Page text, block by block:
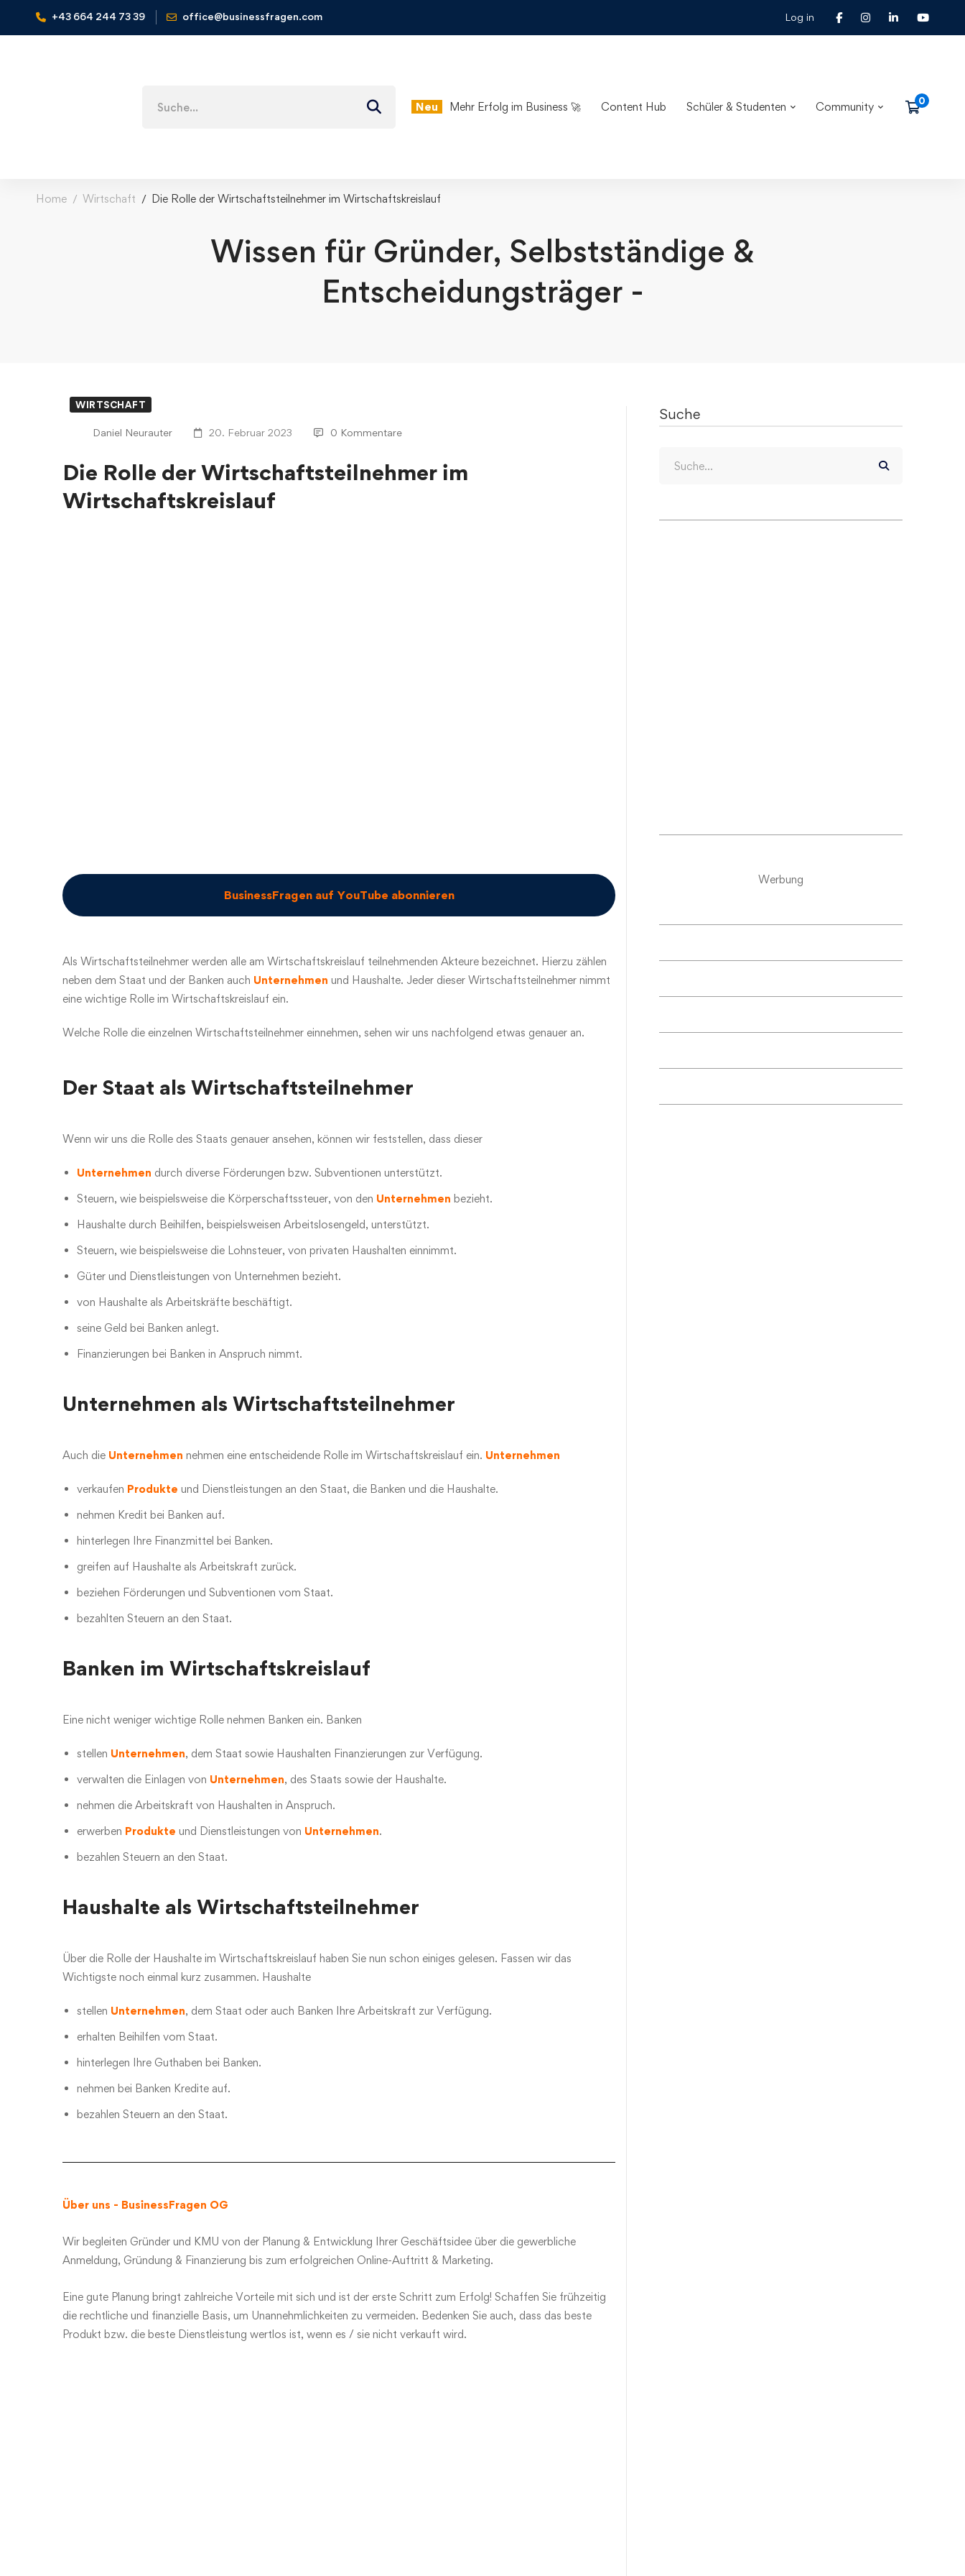
+43 664 244 73 39 office@businessfragen.com Log in
Neu Mehr Erfolg im Business 🚀 Content Hub Schüler & Studenten Community
Home Wirtschaft Die Rolle der Wirtschaftsteilnehmer im Wirtschaftskreislauf
Wissen für Gründer, Selbstständige &
Entscheidungsträger -
WIRTSCHAFT
Daniel Neurauter 20. Februar 2023 0 Kommentare
Die Rolle der Wirtschaftsteilnehmer im
Wirtschaftskreislauf
BusinessFragen auf YouTube abonnieren
Als Wirtschaftsteilnehmer werden alle am Wirtschaftskreislauf teilnehmenden Akteure bezeichnet. Hierzu zählen
neben dem Staat und der Banken auch Unternehmen und Haushalte. Jeder dieser Wirtschaftsteilnehmer nimmt
eine wichtige Rolle im Wirtschaftskreislauf ein.
Welche Rolle die einzelnen Wirtschaftsteilnehmer einnehmen, sehen wir uns nachfolgend etwas genauer an.
Der Staat als Wirtschaftsteilnehmer
Wenn wir uns die Rolle des Staats genauer ansehen, können wir feststellen, dass dieser
Unternehmen durch diverse Förderungen bzw. Subventionen unterstützt.
Steuern, wie beispielsweise die Körperschaftssteuer, von den Unternehmen bezieht.
Haushalte durch Beihilfen, beispielsweisen Arbeitslosengeld, unterstützt.
Steuern, wie beispielsweise die Lohnsteuer, von privaten Haushalten einnimmt.
Güter und Dienstleistungen von Unternehmen bezieht.
von Haushalte als Arbeitskräfte beschäftigt.
seine Geld bei Banken anlegt.
Finanzierungen bei Banken in Anspruch nimmt.
Unternehmen als Wirtschaftsteilnehmer
Auch die Unternehmen nehmen eine entscheidende Rolle im Wirtschaftskreislauf ein. Unternehmen
verkaufen Produkte und Dienstleistungen an den Staat, die Banken und die Haushalte.
nehmen Kredit bei Banken auf.
hinterlegen Ihre Finanzmittel bei Banken.
greifen auf Haushalte als Arbeitskraft zurück.
beziehen Förderungen und Subventionen vom Staat.
bezahlten Steuern an den Staat.
Banken im Wirtschaftskreislauf
Eine nicht weniger wichtige Rolle nehmen Banken ein. Banken
stellen Unternehmen, dem Staat sowie Haushalten Finanzierungen zur Verfügung.
verwalten die Einlagen von Unternehmen, des Staats sowie der Haushalte.
nehmen die Arbeitskraft von Haushalten in Anspruch.
erwerben Produkte und Dienstleistungen von Unternehmen.
bezahlen Steuern an den Staat.
Haushalte als Wirtschaftsteilnehmer
Über die Rolle der Haushalte im Wirtschaftskreislauf haben Sie nun schon einiges gelesen. Fassen wir das
Wichtigste noch einmal kurz zusammen. Haushalte
stellen Unternehmen, dem Staat oder auch Banken Ihre Arbeitskraft zur Verfügung.
erhalten Beihilfen vom Staat.
hinterlegen Ihre Guthaben bei Banken.
nehmen bei Banken Kredite auf.
bezahlen Steuern an den Staat.
Über uns - BusinessFragen OG
Wir begleiten Gründer und KMU von der Planung & Entwicklung Ihrer Geschäftsidee über die gewerbliche
Anmeldung, Gründung & Finanzierung bis zum erfolgreichen Online-Auftritt & Marketing.
Eine gute Planung bringt zahlreiche Vorteile mit sich und ist der erste Schritt zum Erfolg! Schaffen Sie frühzeitig
die rechtliche und finanzielle Basis, um Unannehmlichkeiten zu vermeiden. Bedenken Sie auch, dass das beste
Produkt bzw. die beste Dienstleistung wertlos ist, wenn es / sie nicht verkauft wird.
Suche
Werbung